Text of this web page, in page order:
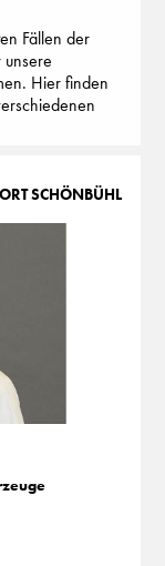
Fällen der
Hier finden
SCHÖNBÜHL